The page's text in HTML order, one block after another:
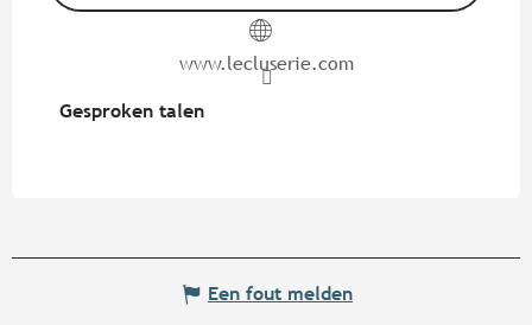
www.lecluserie.com
Gesproken talen
Gesproken talen
Een fout melden